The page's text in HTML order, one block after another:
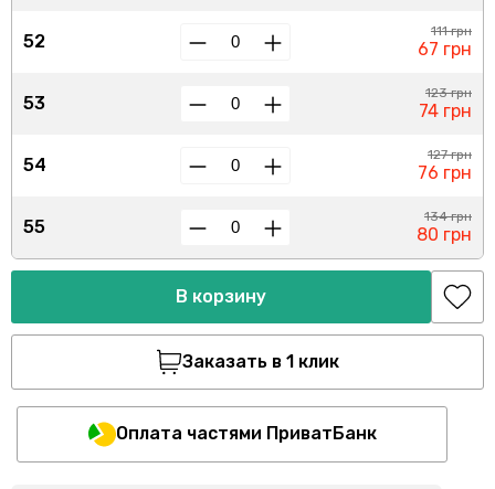
52
53
54
55
111 грн
67 грн
123 грн
74 грн
127 грн
76 грн
134 грн
80 грн
В корзину
Заказать в 1 клик
Оплата частями ПриватБанк